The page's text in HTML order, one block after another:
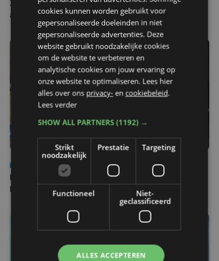
Zwaar ongeval op E403 in Izegem: drie rijstroken
afgesloten
di 4 augustus | 09:32
Man en vrouw dood aangetroffen in woning in Sint-
Pieters Brugge
cookies kunnen worden gebruikt voor
gepersonaliseerde doeleinden in niet
gepersonaliseerde advertenties. Deze
website gebruikt noodzakelijke cookies
om de website te verbeteren en
analytische cookies om jouw ervaring op
onze website te optimaliseren. Lees hier
alles over ons privacy- en cookiebeleid.
Lees verder
SHOW ALL PARTNERS(1192) →
Strikt
noodzakelijk
Prestatie Targeting
Functioneel
Niet-
geclassificeerd
ALLES ACCEPTEREN